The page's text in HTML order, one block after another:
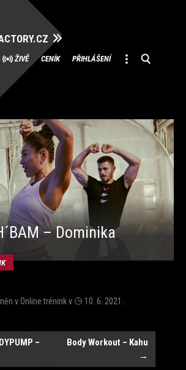
ŽIVĚ CENÍK PŘIHLÁŠENÍ
– Dominika
vOnline tréninkv 10. 6. 2021
–
Body Workout – Kahu
→